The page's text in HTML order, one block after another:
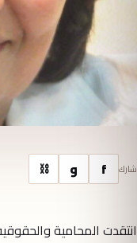
شارك f و ⛓
انتقدت المحامية